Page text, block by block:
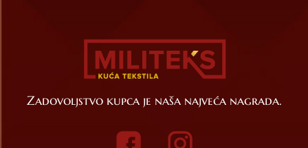
Zadovoljstvo kupca je naša najveća nagrada.